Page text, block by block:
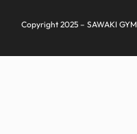
Copyright 2025 – SAWAKI GYM